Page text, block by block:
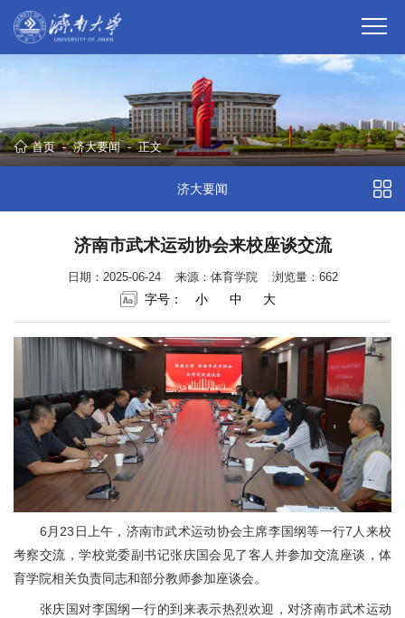
首页 - 济大要闻 - 正文
济大要闻
济南市武术运动协会来校座谈交流
日期：2025-06-24 来源：体育学院 浏览量： 662
字号： 小 中 大
6月23日上午，济南市武术运动协会主席李国纲等一行7人来校
考察交流，学校党委副书记张庆国会见了客人并参加交流座谈，体
育学院相关负责同志和部分教师参加座谈会。
张庆国对李国纲一行的到来表示热烈欢迎，对济南市武术运动